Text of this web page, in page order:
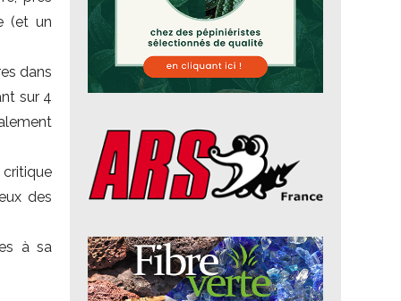
(et un
dans
sur 4
des
à sa